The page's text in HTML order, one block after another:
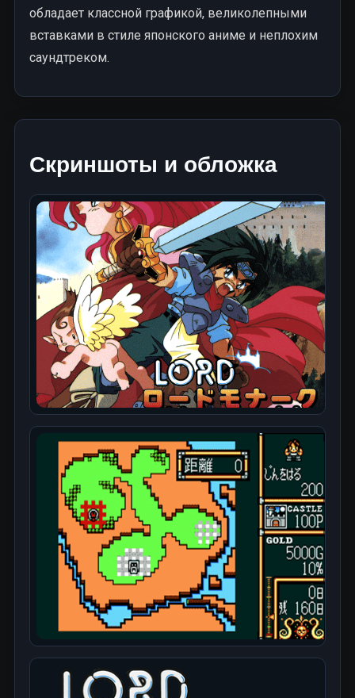
обладает классной графикой, великолепными
вставками в стиле японского аниме и неплохим
саундтреком.
Скриншоты и обложка